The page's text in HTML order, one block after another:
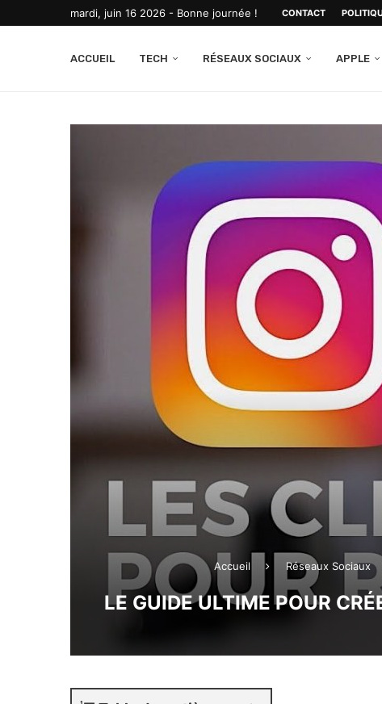
mardi, juin 16 2026 - Bonne journée ! CONTACT
ACCUEIL TECH RÉSEAUX SOCIAUX APPLE
Accueil Réseaux Sociaux
LE GUIDE ULTIME POUR